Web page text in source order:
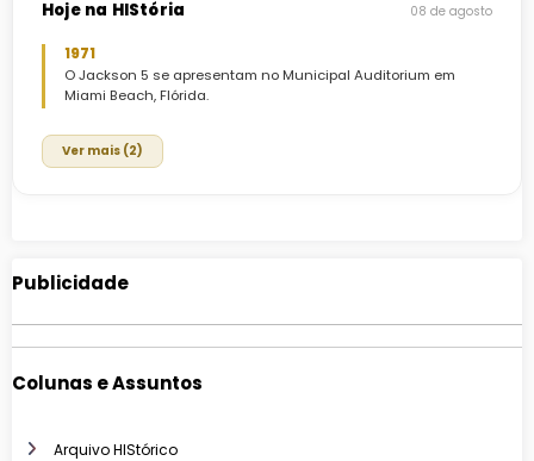
Hoje na HIStória 08 de agosto
1971
O Jackson 5 se apresentam no Municipal Auditorium em
Miami Beach, Flórida.
Ver mais (2)
Publicidade
Colunas e Assuntos
Arquivo HIStórico